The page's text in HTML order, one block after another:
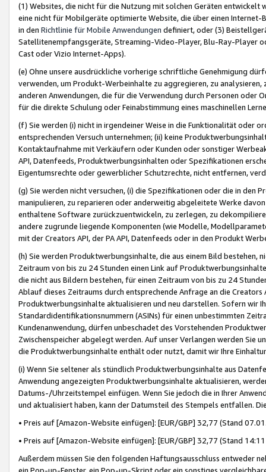
(1) Websites, die nicht für die Nutzung mit solchen Geräten
eine nicht für Mobilgeräte optimierte Website, die über einen
in den Richtlinie für Mobile Anwendungen definiert, oder (3)
Satellitenempfangsgeräte, Streaming-Video-Player, Blu-Ray-Player
Cast oder Vizio Internet-Apps).
(e) Ohne unsere ausdrückliche vorherige schriftliche Genehmigung
verwenden, um Produkt-Werbeinhalte zu aggregieren, zu
anderen Anwendungen, die für die Verwendung durch Personen
für die direkte Schulung oder Feinabstimmung eines maschinellen
(f) Sie werden (i) nicht in irgendeiner Weise in die Funktionalität oder
entsprechenden Versuch unternehmen; (ii) keine
Kontaktaufnahme mit Verkäufern oder Kunden oder sonstiger
API, Datenfeeds, Produktwerbungsinhalten oder Spezifikationen
Eigentumsrechte oder gewerblicher Schutzrechte, nicht entfernen,
(g) Sie werden nicht versuchen, (i) die Spezifikationen oder die in
manipulieren, zu reparieren oder anderweitig abgeleitete Werke
enthaltene Software zurückzuentwickeln, zu zerlegen, zu
andere zugrunde liegende Komponenten (wie Modelle,
mit der Creators API, der PA API, Datenfeeds oder in den Produkt
(h) Sie werden Produktwerbungsinhalte, die aus einem Bild bestehen,
Zeitraum von bis zu 24 Stunden einen Link auf
die nicht aus Bildern bestehen, für einen Zeitraum von bis zu 24
Ablauf dieses Zeitraums durch entsprechende Anfrage an die
Produktwerbungsinhalte aktualisieren und neu darstellen. Sofern wir
Standardidentifikationsnummern (ASINs) für einen unbestimmten
Kundenanwendung, dürfen unbeschadet des Vorstehenden
Zwischenspeicher abgelegt werden. Auf unser Verlangen werden Sie
die Produktwerbungsinhalte enthält oder nutzt, damit wir Ihre
(i) Wenn Sie seltener als stündlich Produktwerbungsinhalte aus
Anwendung angezeigten Produktwerbungsinhalte aktualisieren,
Datums-/Uhrzeitstempel einfügen. Wenn Sie jedoch die in Ihrer
und aktualisiert haben, kann der Datumsteil des Stempels entfallen.
• Preis auf [Amazon-Website einfügen]: [EUR/GBP] 32,77 (Stand
• Preis auf [Amazon-Website einfügen]: [EUR/GBP] 32,77 (Stand
Außerdem müssen Sie den folgenden Haftungsausschluss entweder
ein Pop-up-Fenster, ein Pop-up-Skript oder ein sonstiges